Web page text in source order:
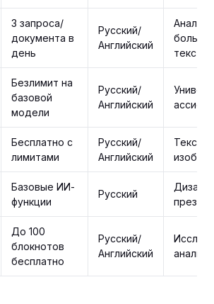
3 запроса/
документа в
день
Русский/
Английский
тексты
Безлимит на
базовой
модели
Русский/
Английский
Бесплатно с
лимитами
Русский/
Английский
Текст,
Базовые ИИ-
функции
Русский
До 100
блокнотов
бесплатно
Русский/
Английский